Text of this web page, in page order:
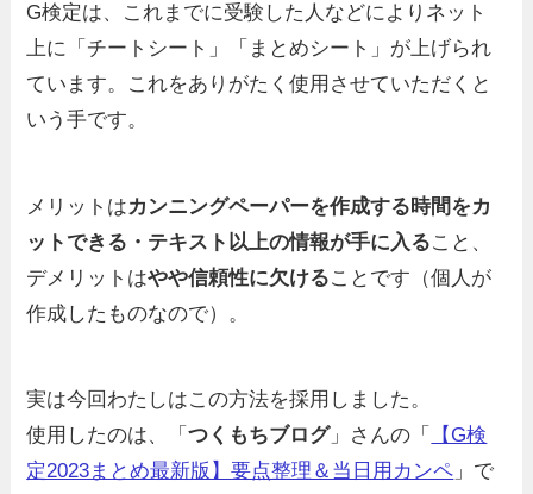
G検定は、これまでに受験した人などによりネット
上に「チートシート」「まとめシート」が上げられ
ています。これをありがたく使用させていただくと
いう手です。
メリットはカンニングペーパーを作成する時間をカ
ットできる・テキスト以上の情報が手に入ること、
デメリットはやや信頼性に欠けることです（個人が
作成したものなので）。
実は今回わたしはこの方法を採用しました。
使用したのは、「つくもちブログ」さんの「
【G検
定2023まとめ最新版】要点整理＆当日用カンペ 」で